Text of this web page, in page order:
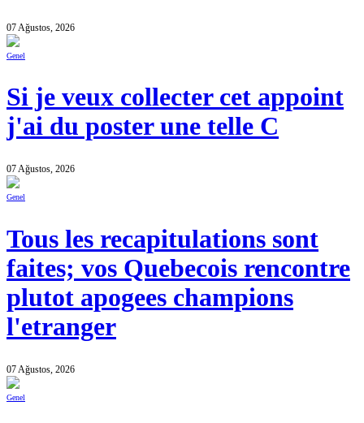
07 Ağustos, 2026
Genel
Si je veux collecter cet appoint
j'ai du poster une telle C
07 Ağustos, 2026
Genel
Tous les recapitulations sont
faites; vos Quebecois rencontre
plutot apogees champions
l'etranger
07 Ağustos, 2026
Genel